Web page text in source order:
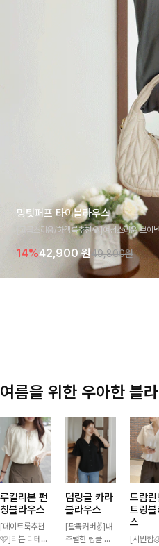
밍팃퍼프 타이블라우스
[고급스러움/하객룩추천💎]여성스러운 브
라우스 🤍 여유로운 7부 소매로 편안하게
기 좋은 아이템이에요
14%42,900원 49,800원
여름을 위한 우아한 블
루킬리본 펀
칭블라우스
[데이트룩추천
🩷]리본 디테일
덤링클 카라
블라우스
[팔뚝커버✌]내
추럴한 링클 텍
드람
트링
스
[시원함